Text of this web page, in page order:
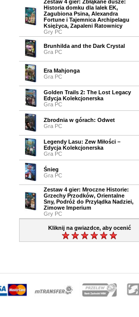
Zestaw 4 gier: Zbłąkane dusze:
Historia domku dla lalek EK,
Zagubiona Psina, Alexandra
Fortune i Tajemnica Archipelagu
Księżyca, Zapaleni Ratownicy
Gry PC
Brunhilda and the Dark Crystal
Gra PC
Era Mahjonga
Gra PC
Golden Trails 2: The Lost Legacy
Edycja Kolekcjonerska
Gra PC
Zbrodnia w górach: Odwet
Gra PC
Legendy Lasu: Zew Miłości –
Edycja Kolekcjonerska
Gra PC
Śnieg
Gra PC
Zestaw 4 gier: Mroczne Historie:
Grzechy Przodków, Orientalne
Sny, Podróż do Przylądka Nadziei,
Zimowe Imperium
Gry PC
Kliknij na gwiazdce, aby ocenić